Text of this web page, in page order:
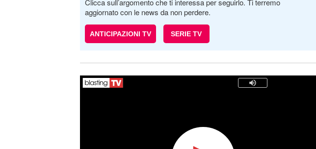
Clicca sull’argomento che ti interessa per seguirlo. Ti terremo
aggiornato con le news da non perdere.
ANTICIPAZIONI TV SERIE TV